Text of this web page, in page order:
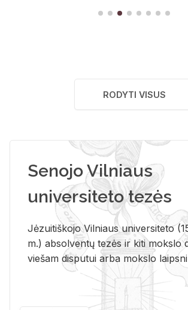
RODYTI VISUS
Senojo Vilniaus
universiteto tezės
Jėzuitiškojo Vilniaus universiteto
m.) absolventų tezės ir kiti mokslo
viešam disputui arba mokslo